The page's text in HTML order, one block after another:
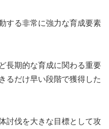
する非常に強力な育成要素
長期的な育成に関わる重要
るだけ早い段階で獲得した
討伐を大きな目標として攻